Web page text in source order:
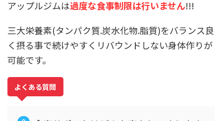
アップルジムは過度な食事制限は行いません!!!
三大栄養素(タンパク質.炭水化物.脂質)をバランス良
く摂る事で続けやすくリバウンドしない身体作りが
可能です。
よくある質問